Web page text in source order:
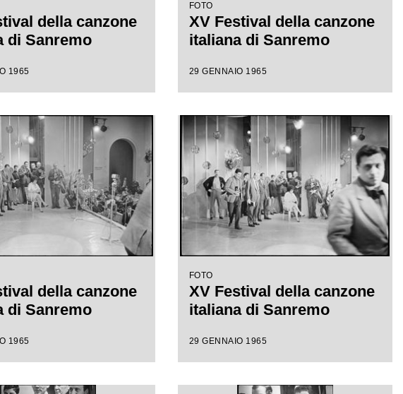
della canzone
di Sanremo
1965
FOTO
XV Festival della canzone
italiana di Sanremo
29 GENNAIO 1965
della canzone
di Sanremo
1965
FOTO
XV Festival della canzone
italiana di Sanremo
29 GENNAIO 1965